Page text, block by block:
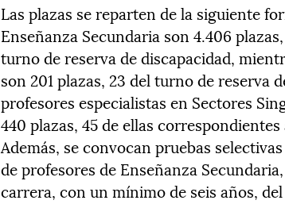
Las plazas se reparten de la siguiente
Enseñanza Secundaria son 4.406
turno de reserva de discapacidad,
son 201 plazas, 23 del turno de reserva
profesores especialistas en Sectores
440 plazas, 45 de ellas
Además, se convocan pruebas
de profesores de Enseñanza
carrera, con un mínimo de seis años,